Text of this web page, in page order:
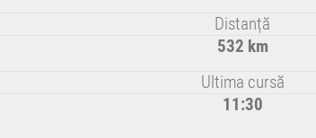
Distanță
532 km
Ultima cursă
11:30